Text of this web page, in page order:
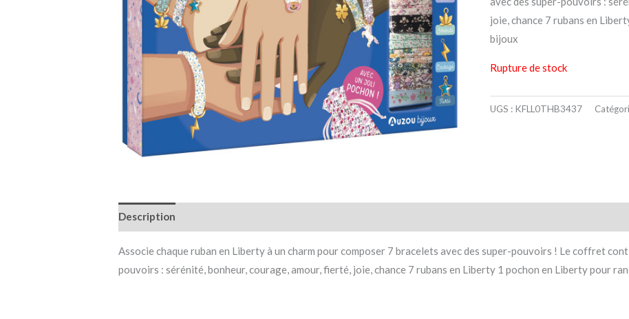
joie, chance 7 rubans en
bijoux
Rupture de stock
UGS : KFLL0THB3437
Description
Associe chaque ruban en Liberty à un charm pour composer 7 bracelets avec des super-pouvoirs ! Le coffret
pouvoirs : sérénité, bonheur, courage, amour, fierté, joie, chance 7 rubans en Liberty 1 pochon en Liberty pour